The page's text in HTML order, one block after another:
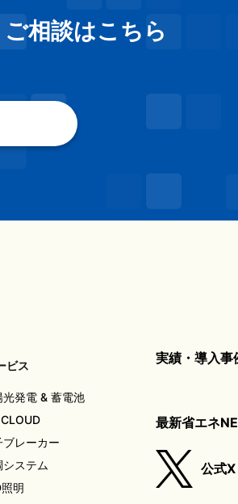
ご相談はこちら
ビス
光発電 & 蓄電池
ブレーカー
システム
明
実績・導入事
最新省エネ
公式X